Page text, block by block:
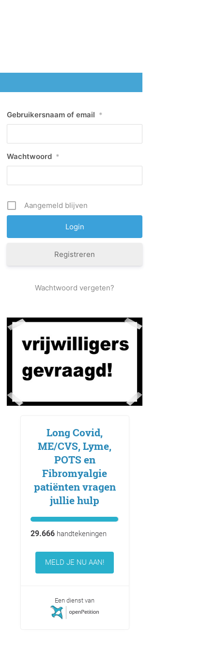
Gebruikersnaam of email *
Wachtwoord *
Aangemeld blijven
Registreren
Wachtwoord vergeten?
Long Covid,
ME/CVS, Lyme,
POTS en
Fibromyalgie
patiënten vragen
jullie hulp
29.666handtekeningen
MELD JE NU AAN!
Een dienst van